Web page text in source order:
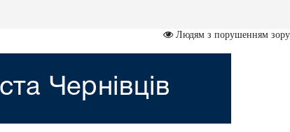
Людям з порушенням зору
Чернівців